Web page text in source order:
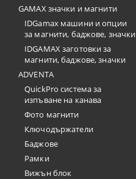
GAMAX значки и магнити
IDGamax машини и опции
за магнити, баджове, значки
IDGAMAX заготовки за
магнити, баджове, значки
ADVENTA
QuickPro система за
изпъване на канава
Фото магнити
Ключодържатели
Баджове
Рамки
Вижън блок